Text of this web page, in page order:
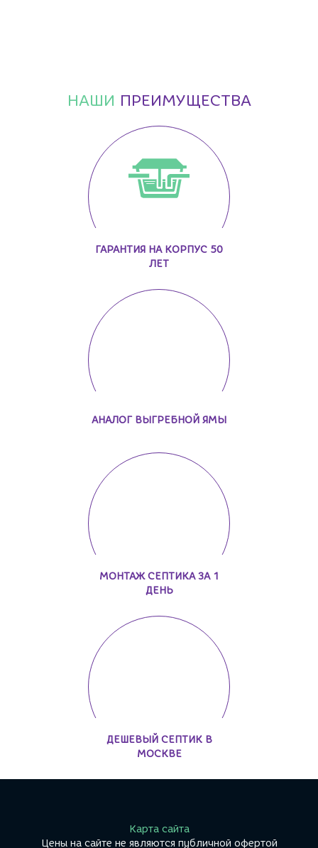
НАШИ ПРЕИМУЩЕСТВА
ГАРАНТИЯ НА КОРПУС 50
ЛЕТ
АНАЛОГ ВЫГРЕБНОЙ ЯМЫ
МОНТАЖ СЕПТИКА ЗА 1
ДЕНЬ
ДЕШЕВЫЙ СЕПТИК В
МОСКВЕ
Карта сайта
Цены на сайте не являются публичной офертой